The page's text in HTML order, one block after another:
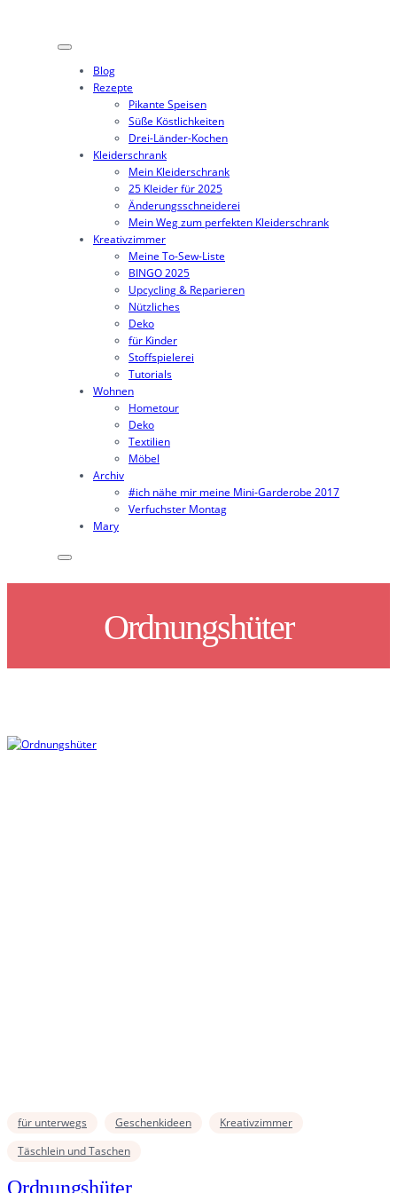
Blog
Rezepte
Pikante Speisen
Süße Köstlichkeiten
Drei-Länder-Kochen
Kleiderschrank
Mein Kleiderschrank
25 Kleider für 2025
Änderungsschneiderei
Mein Weg zum perfekten Kleiderschrank
Kreativzimmer
Meine To-Sew-Liste
BINGO 2025
Upcycling & Reparieren
Nützliches
Deko
für Kinder
Stoffspielerei
Tutorials
Wohnen
Hometour
Deko
Textilien
Möbel
Archiv
#ich nähe mir meine Mini-Garderobe 2017
Verfuchster Montag
Mary
Ordnungshüter
für unterwegs Geschenkideen
Kreativzimmer
Täschlein und Taschen
Ordnungshüter